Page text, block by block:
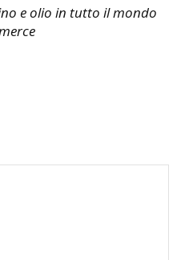
e olio in tutto il mondo